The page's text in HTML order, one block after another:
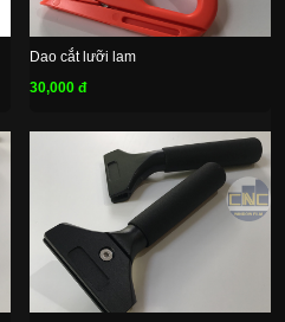
Dao cắt lưỡi lam
30,000 đ